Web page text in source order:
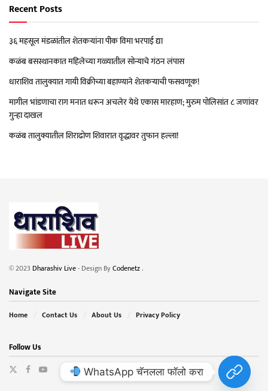
Recent Posts
३६ महसूल मंडळांतील शेतकऱ्यांना पीक विमा भरपाई द्या
कळंब बसस्थानकात महिलेच्या गळ्यातील सोन्याचे गंठन लंपास
धाराशिव तालुक्यात गायी विक्रीच्या बहाण्याने शेतकऱ्याची फसवणूक!
मागील भांडणाचा राग मनात धरून अचलेर येथे एकास मारहाण; मुरुम पोलिसांत ८ जणांवर
गुन्हा दाखल
कळंब तालुक्यातील शिराढोण शिवारात वृद्धावर तुफान हल्ला!
© 2023 Dharashiv Live- Design ByCodenetz.
Navigate Site
Home Contact Us About Us Privacy Policy
Follow Us
WhatsApp चॅनलला फॉलो करा